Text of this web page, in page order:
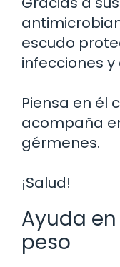
escudo
infecciones
Piensa en él
acompaña
gérmenes.
¡Salud!
Ayuda
peso